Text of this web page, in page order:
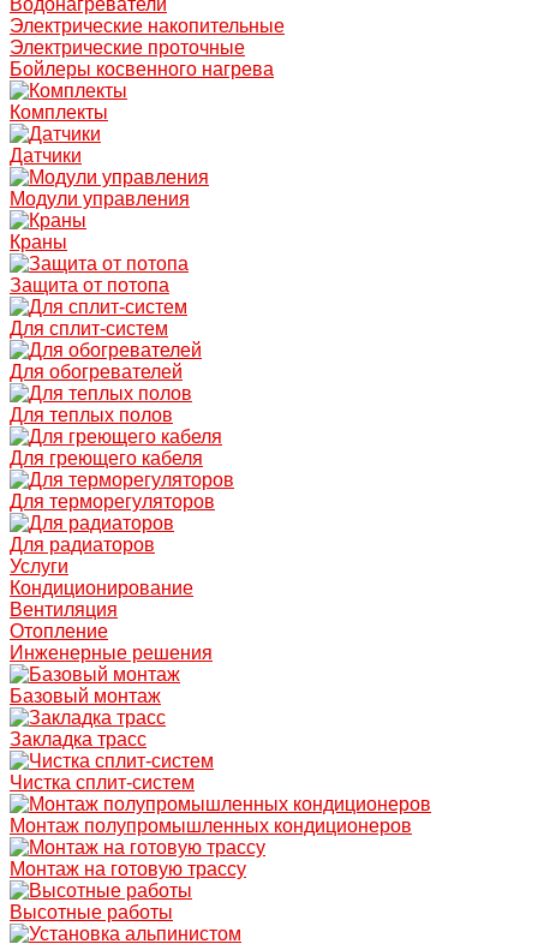
Водонагреватели
Электрические накопительные
Электрические проточные
Бойлеры косвенного нагрева
Комплекты
Датчики
Модули управления
Краны
Защита от потопа
Для сплит-систем
Для обогревателей
Для теплых полов
Для греющего кабеля
Для терморегуляторов
Для радиаторов
Услуги
Кондиционирование
Вентиляция
Отопление
Инженерные решения
Базовый монтаж
Закладка трасс
Чистка сплит-систем
Монтаж полупромышленных кондиционеров
Монтаж на готовую трассу
Высотные работы